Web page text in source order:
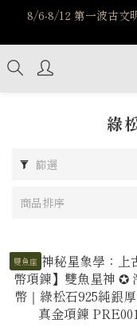
️8/6-8/12 第一波古文
️8/6-8/12 第一波古文
7/15-8/25 神秘星象學
綠
篩選
商品排序
雙魚座